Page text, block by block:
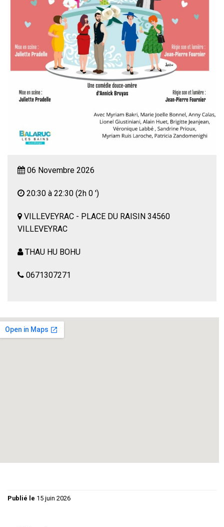
06 Novembre 2026
20:30 à 22:30 (2h 0 ')
VILLEVEYRAC - PLACE DU RAISIN 34560
VILLEVEYRAC
THAU HU BOHU
0671307271
Une comédie douce-amère d’après Annick Bruyas.
Publié le 15 juin 2026